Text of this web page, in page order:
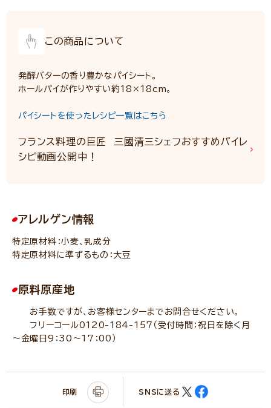
この商品について
発酵バターの香り豊かなパイシート。
ホールパイが作りやすい約18×18cm。
パイシートを使ったレシピ一覧はこちら
フランス料理の巨匠 三國清三シェフおすすめパイレ
シピ動画公開中！
アレルゲン情報
特定原材料：小麦、乳成分
特定原材料に準ずるもの：大豆
原料原産地
お手数ですが、お客様センターまでお問合せください。
フリーコール0120-184-157（受付時間：祝日を除く月
～金曜日9：30～17：00）
印刷 SNSに送る